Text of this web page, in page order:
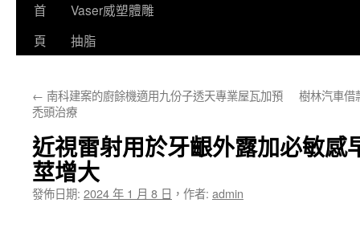
跳
要
容
首
頁
Vaser威塑體雕
抽脂
← 南科建案的廚餘機適用九份子透天專業屋瓦加預
禿頭治療
樹林汽車借
近視雷射用於牙齦外露加必敏感
莖增大
發佈日期: 2024 年 1 月 8 日 ， 作者: admin